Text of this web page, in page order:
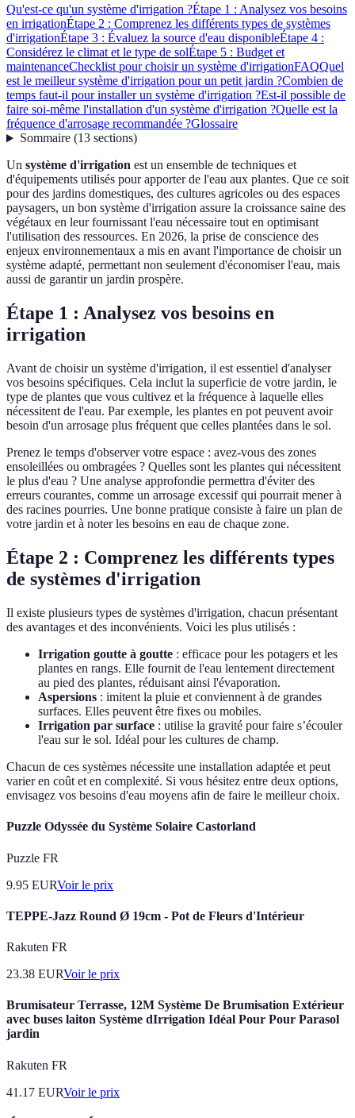
Qu'est-ce qu'un système d'irrigation ?Étape 1 : Analysez vos besoins
en irrigationÉtape 2 : Comprenez les différents types de systèmes
d'irrigationÉtape 3 : Évaluez la source d'eau disponibleÉtape 4 :
Considérez le climat et le type de solÉtape 5 : Budget et
maintenanceChecklist pour choisir un système d'irrigationFAQQuel
est le meilleur système d'irrigation pour un petit jardin ?Combien de
temps faut-il pour installer un système d'irrigation ?Est-il possible de
faire soi-même l'installation d'un système d'irrigation ?Quelle est la
fréquence d'arrosage recommandée ?Glossaire
Sommaire(13 sections)
Un système d'irrigation est un ensemble de techniques et
d'équipements utilisés pour apporter de l'eau aux plantes. Que ce soit
pour des jardins domestiques, des cultures agricoles ou des espaces
paysagers, un bon système d'irrigation assure la croissance saine des
végétaux en leur fournissant l'eau nécessaire tout en optimisant
l'utilisation des ressources. En 2026, la prise de conscience des
enjeux environnementaux a mis en avant l'importance de choisir un
système adapté, permettant non seulement d'économiser l'eau, mais
aussi de garantir un jardin prospère.
Étape 1 : Analysez vos besoins en
irrigation
Avant de choisir un système d'irrigation, il est essentiel d'analyser
vos besoins spécifiques. Cela inclut la superficie de votre jardin, le
type de plantes que vous cultivez et la fréquence à laquelle elles
nécessitent de l'eau. Par exemple, les plantes en pot peuvent avoir
besoin d'un arrosage plus fréquent que celles plantées dans le sol.
Prenez le temps d'observer votre espace : avez-vous des zones
ensoleillées ou ombragées ? Quelles sont les plantes qui nécessitent
le plus d'eau ? Une analyse approfondie permettra d'éviter des
erreurs courantes, comme un arrosage excessif qui pourrait mener à
des racines pourries. Une bonne pratique consiste à faire un plan de
votre jardin et à noter les besoins en eau de chaque zone.
Étape 2 : Comprenez les différents types
de systèmes d'irrigation
Il existe plusieurs types de systèmes d'irrigation, chacun présentant
des avantages et des inconvénients. Voici les plus utilisés :
Irrigation goutte à goutte : efficace pour les potagers et les
plantes en rangs. Elle fournit de l'eau lentement directement
au pied des plantes, réduisant ainsi l'évaporation.
Aspersions : imitent la pluie et conviennent à de grandes
surfaces. Elles peuvent être fixes ou mobiles.
Irrigation par surface : utilise la gravité pour faire s’écouler
l'eau sur le sol. Idéal pour les cultures de champ.
Chacun de ces systèmes nécessite une installation adaptée et peut
varier en coût et en complexité. Si vous hésitez entre deux options,
envisagez vos besoins d'eau moyens afin de faire le meilleur choix.
Puzzle Odyssée du Système Solaire Castorland
Puzzle FR
9.95 EURVoir le prix
TEPPE-Jazz Round Ø 19cm - Pot de Fleurs d'Intérieur
Rakuten FR
23.38 EURVoir le prix
Brumisateur Terrasse, 12M Système De Brumisation Extérieur
avec buses laiton Système dIrrigation Idéal Pour Pour Parasol
jardin
Rakuten FR
41.17 EURVoir le prix